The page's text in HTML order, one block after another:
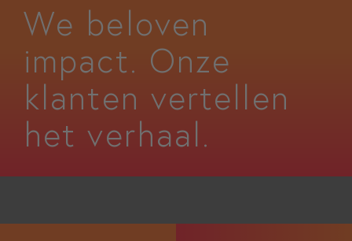
We beloven
impact. Onze
klanten vertellen
het verhaal.